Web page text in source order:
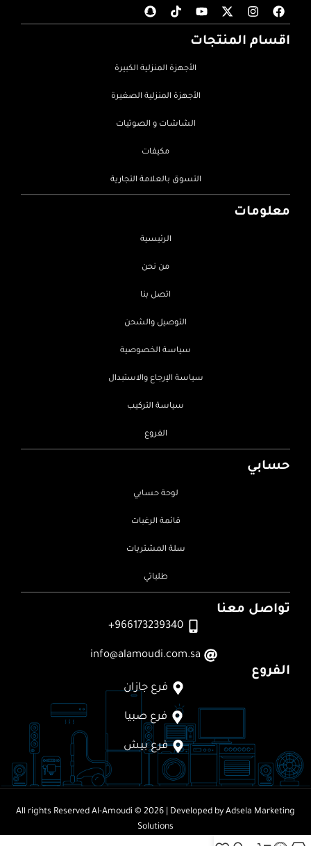
اقسام المنتجات
الأجهزة المنزلية الكبيرة
الأجهزة المنزلية الصغيرة
الشاشات و الصوتيات
مكيفات
التسوق بالعلامة التجارية
معلومات
الرئيسية
من نحن
اتصل بنا
التوصيل والشحن
سياسة الخصوصية
سياسة الإرجاع والاستبدال
سياسة التركيب
الفروع
حسابي
لوحة حسابي
قائمة الرغبات
سلة المشتريات
طلباتي
تواصل معنا
966173239340+
info@alamoudi.com.sa
الفروع
فرع جازان
فرع صبيا
فرع بيش
All rights Reserved Al-Amoudi © 2026 | Developed by Adsela Marketing
Solutions